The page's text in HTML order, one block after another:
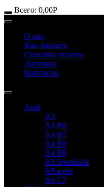
Всего: 0,00Р
О нас
Как заказать
Способы оплаты
Доставка
Контакты
Audi
A3
A4 B6
A4 B7
A4 B8
A4 B9
A5 Sportback
A5 купе
A6 C7